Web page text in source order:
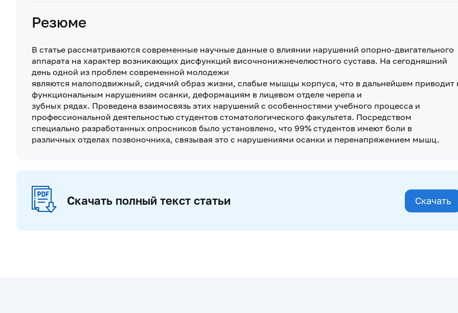
Резюме
В статье рассматриваются современные научные данные о влиянии нарушений опорно-двигательного
аппарата на характер возникающих дисфункций височнонижнечелюстного сустава. На сегодняшний
день одной из проблем современной молодежи
являются малоподвижный, сидячий образ жизни, слабые мышцы корпуса, что в дальнейшем приводит
функциональным нарушениям осанки, деформациям в лицевом отделе черепа и
зубных рядах. Проведена взаимосвязь этих нарушений с особенностями учебного процесса и
профессиональной деятельностью студентов стоматологического факультета. Посредством
специально разработанных опросников было установлено, что 99% студентов имеют боли в
различных отделах позвоночника, связывая это с нарушениями осанки и перенапряжением мышц.
Скачать полный текст статьи Скачать